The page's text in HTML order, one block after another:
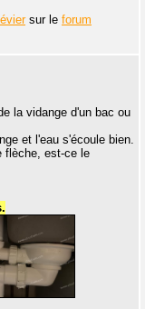
sur le forum
la vidange d'un bac ou
et l'eau s'écoule bien.
flèche, est-ce le